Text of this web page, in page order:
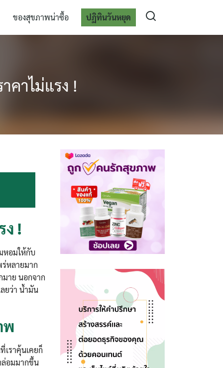
ของสุขภาพน่าซื้อ ปฏิทินวันหยุด
าไม่แรง !
!
หอมให้กับ
หลายมาก
มาย นอกจาก
ยว่า น้ำมัน
พ
เราคุ้นเคยก็
ล่อมมากขึ้น